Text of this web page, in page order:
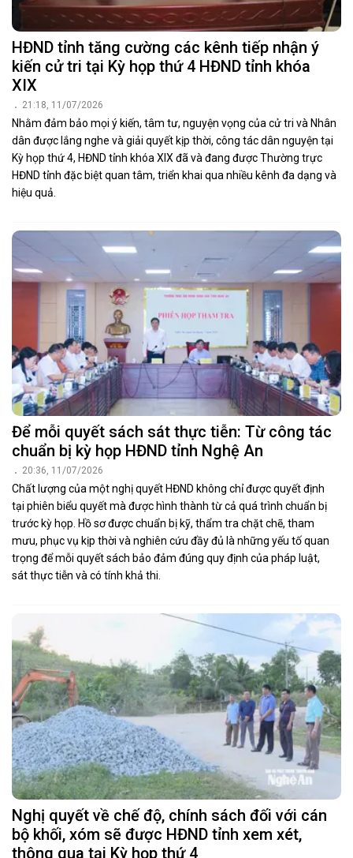
HĐND tỉnh tăng cường các kênh tiếp nhận ý
kiến cử tri tại Kỳ họp thứ 4 HĐND tỉnh khóa
XIX
21:18, 11/07/2026
Nhằm đảm bảo mọi ý kiến, tâm tư, nguyện vọng của cử tri và Nhân
dân được lắng nghe và giải quyết kịp thời, công tác dân nguyện tại
Kỳ họp thứ 4, HĐND tỉnh khóa XIX đã và đang được Thường trực
HĐND tỉnh đặc biệt quan tâm, triển khai qua nhiều kênh đa dạng và
hiệu quả.
Để mỗi quyết sách sát thực tiễn: Từ công tác
chuẩn bị kỳ họp HĐND tỉnh Nghệ An
20:36, 11/07/2026
Chất lượng của một nghị quyết HĐND không chỉ được quyết định
tại phiên biểu quyết mà được hình thành từ cả quá trình chuẩn bị
trước kỳ họp. Hồ sơ được chuẩn bị kỹ, thẩm tra chặt chẽ, tham
mưu, phục vụ kịp thời và nghiên cứu đầy đủ là những yếu tố quan
trọng để mỗi quyết sách bảo đảm đúng quy định của pháp luật,
sát thực tiễn và có tính khả thi.
Nghị quyết về chế độ, chính sách đối với cán
bộ khối, xóm sẽ được HĐND tỉnh xem xét,
thông qua tại Kỳ họp thứ 4